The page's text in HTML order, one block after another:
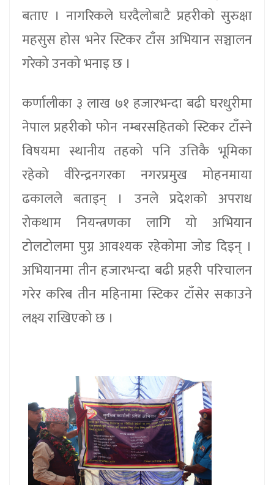
बताए । नागरिकले घरदैलोबाटै प्रहरीको सुरुक्षा
महसुस होस भनेर स्टिकर टाँस अभियान सञ्चालन
गरेको उनको भनाइ छ ।
कर्णालीका ३ लाख ७१ हजारभन्दा बढी घरधुरीमा
नेपाल प्रहरीको फोन नम्बरसहितको स्टिकर टाँस्ने
विषयमा स्थानीय तहको पनि उत्तिकै भूमिका
रहेको वीरेन्द्रनगरका नगरप्रमुख मोहनमाया
ढकालले बताइन् । उनले प्रदेशको अपराध
रोकथाम नियन्त्रणका लागि यो अभियान
टोलटोलमा पुग्न आवश्यक रहेकोमा जोड दिइन् ।
अभियानमा तीन हजारभन्दा बढी प्रहरी परिचालन
गरेर करिब तीन महिनामा स्टिकर टाँसेर सकाउने
लक्ष्य राखिएको छ ।